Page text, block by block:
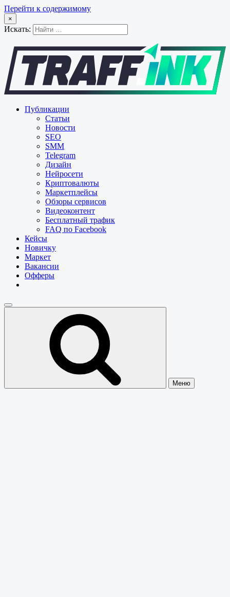
Перейти к содержимому
×
Искать:
Публикации
Статьи
Новости
SEO
SMM
Telegram
Дизайн
Нейросети
Криптовалюты
Маркетплейсы
Обзоры сервисов
Видеоконтент
Бесплатный трафик
FAQ по Facebook
Кейсы
Новичку
Маркет
Вакансии
Офферы
Меню